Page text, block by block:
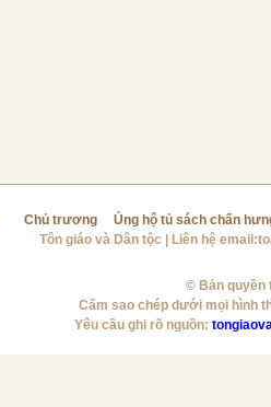
Chủ trương
Ủng hộ tủ sách chấn
Tôn giáo và Dân tộc | Liên hệ email:
© Bản quyền
Cấm sao chép dưới mọi hình
Yêu cầu ghi rõ nguồn: